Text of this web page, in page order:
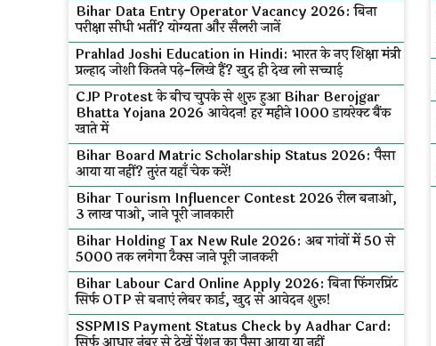
Bihar Data Entry Operator Vacancy 2026: बिना
परीक्षा सीधी भर्ती? योग्यता और सैलरी जानें
Prahlad Joshi Education in Hindi: भारत के नए शिक्षा मंत्री
प्रल्हाद जोशी कितने पढ़े-लिखे हैं? खुद ही देख लो सच्चाई
CJP Protest के बीच चुपके से शुरू हुआ Bihar Berojgar
Bhatta Yojana 2026 आवेदन! हर महीने ₹1000 डायरेक्ट बैंक
खाते में
Bihar Board Matric Scholarship Status 2026: पैसा
आया या नहीं? तुरंत यहाँ चेक करें!
Bihar Tourism Influencer Contest 2026 रील बनाओ,
₹3 लाख पाओ, जाने पूरी जानकारी
Bihar Holding Tax New Rule 2026: अब गांवों में ₹50 से
₹5000 तक लगेगा टैक्स जाने पूरी जानकरी
Bihar Labour Card Online Apply 2026: बिना फिंगरप्रिंट
सिर्फ OTP से बनाएं लेबर कार्ड, खुद से आवेदन शुरू!
SSPMIS Payment Status Check by Aadhar Card: